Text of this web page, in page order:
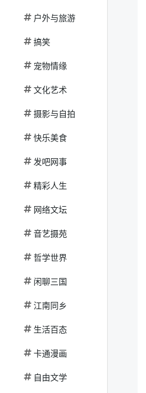
户外与旅游
搞笑
宠物情缘
文化艺术
摄影与自拍
快乐美食
发吧网事
精彩人生
网络文坛
音艺摄苑
哲学世界
闲聊三国
江南同乡
生活百态
卡通漫画
自由文学